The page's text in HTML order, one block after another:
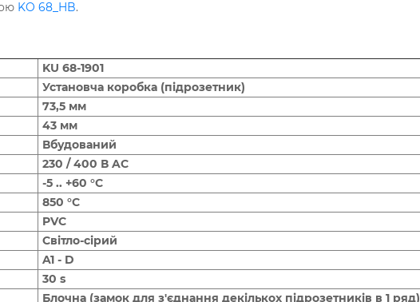
KO 68_HB.
KU 68-1901
Установча коробка (підрозетник)
73,5 мм
43 мм
Вбудований
230 / 400 В AC
-5 .. +60 °C
850 °C
PVC
Світло-сірий
A1 - D
30 s
Блочна (замок для з'єднання декількох підрозетників в 1 ряд)